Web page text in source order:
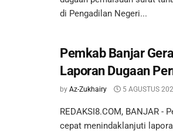
di Pengadilan Negeri...
Pemkab Banjar
Laporan Dugaan
by Az-Zukhairy 5 AGUSTUS
REDAKSI8.COM, BANJAR -
cepat menindaklanjuti